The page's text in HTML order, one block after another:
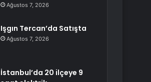
Ağustos 7, 2026
Işgın Tercan’da Satışta
Ağustos 7, 2026
İstanbul’da 20 ilçeye 9